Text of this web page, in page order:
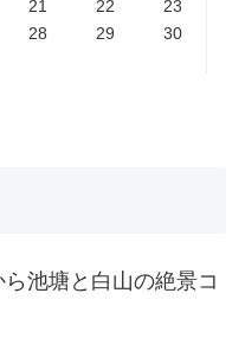
21 22
23
28 29
30
池塘と白山の絶景コ